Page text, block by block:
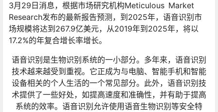
3月29日消息，根据市场研究机构Meticulous Market
Research发布的最新报告预测，到2025年，语音识别市
场规模将达到267.9亿美元，从2019年到2025年，将以
17.2%的年复合增长率增长。
语音识别是生物识别系统的一小部分。多年来，语音识别
技术越来越受到重视。它正成为与电脑、智能手机和智能
设备相关的个人生活的一个常见部分。此外，语音识别技
术提供了一些好处，如提高速度和准确性，并有助于提高
系统的效率。语音识别允许使用语音生物识别等安全特